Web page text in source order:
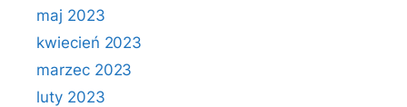
maj 2023
kwiecień 2023
marzec 2023
luty 2023